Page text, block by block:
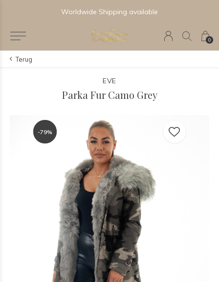
0
Worldwide Shipping available
Terug
EVE
Parka Fur Camo Grey
-79%
-79%